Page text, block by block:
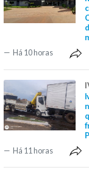
Há 10 horas
Há 11 horas